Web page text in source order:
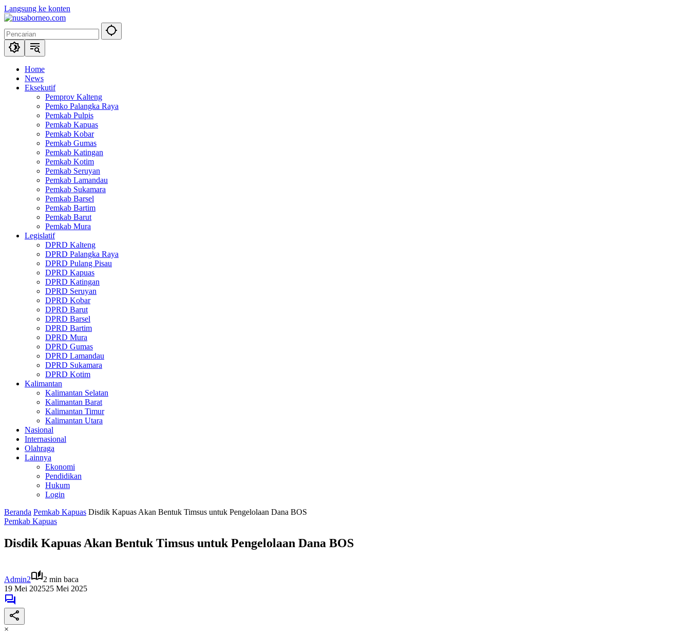
Langsung ke konten
Home
News
Eksekutif
Pemprov Kalteng
Pemko Palangka Raya
Pemkab Pulpis
Pemkab Kapuas
Pemkab Kobar
Pemkab Gumas
Pemkab Katingan
Pemkab Kotim
Pemkab Seruyan
Pemkab Lamandau
Pemkab Sukamara
Pemkab Barsel
Pemkab Bartim
Pemkab Barut
Pemkab Mura
Legislatif
DPRD Kalteng
DPRD Palangka Raya
DPRD Pulang Pisau
DPRD Kapuas
DPRD Katingan
DPRD Seruyan
DPRD Kobar
DPRD Barut
DPRD Barsel
DPRD Bartim
DPRD Mura
DPRD Gumas
DPRD Lamandau
DPRD Sukamara
DPRD Kotim
Kalimantan
Kalimantan Selatan
Kalimantan Barat
Kalimantan Timur
Kalimantan Utara
Nasional
Internasional
Olahraga
Lainnya
Ekonomi
Pendidikan
Hukum
Login
Beranda Pemkab Kapuas Disdik Kapuas Akan Bentuk Timsus untuk Pengelolaan Dana BOS
Pemkab Kapuas
Disdik Kapuas Akan Bentuk Timsus untuk Pengelolaan Dana BOS
Admin2
2 min baca
19 Mei 202525 Mei 2025
×